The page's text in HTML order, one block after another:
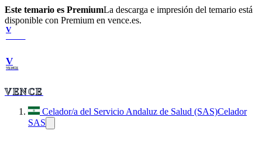
Este temario es PremiumLa descarga e impresión del temario está
disponible con Premium en vence.es.
V
V
VENCE
VENCE
Celador/a del Servicio Andaluz de Salud (SAS)Celador
SAS